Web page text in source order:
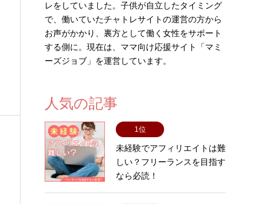
レをしていました。子供が自立したタイミング
で、働いていたチャトレサイトの運営の方から
お声がかかり、裏方として働く女性をサポート
する側に。現在は、ママ向け応援サイト「マミ
ーズジョブ」を運営しています。
人気の記事
1位
未経験でアフィリエイトは難
しい？フリーランスを目指す
なら必読！